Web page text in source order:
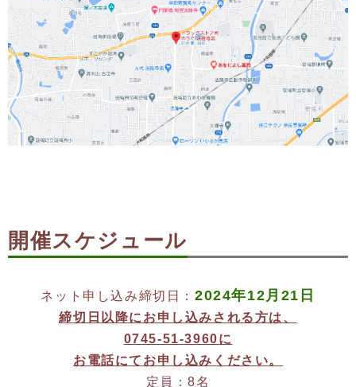
開催スケジュール
ネット申し込み締切日： 2024年12月21日
締切日以降にお申し込みされる方は、
0745-51-3960に
お電話にてお申し込みください。
定員：8名